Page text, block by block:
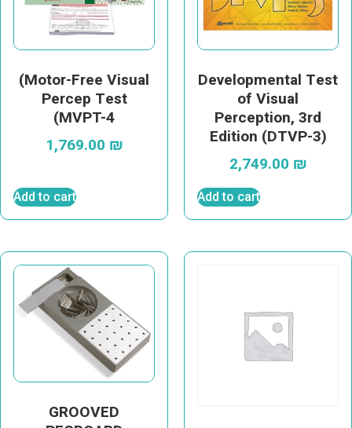
(Motor-Free Visual
Percep Test
(MVPT-4
1,769.00 ₪
Add to cart
Developmental Test
of Visual
Perception, 3rd
Edition (DTVP-3)
2,749.00 ₪
Add to cart
GROOVED